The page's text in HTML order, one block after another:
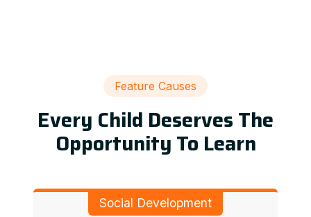
Feature Causes
Every Child Deserves The
Opportunity To Learn
Social Development